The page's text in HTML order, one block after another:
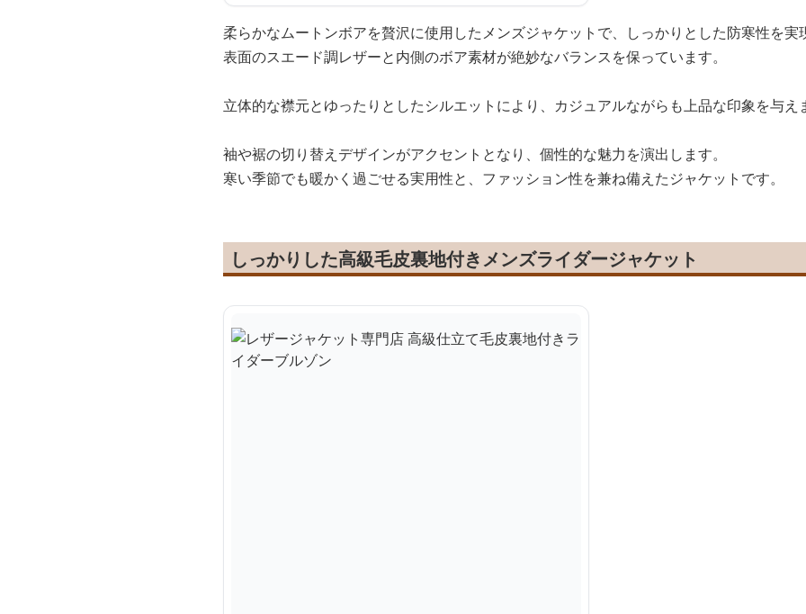
柔らかなムートンボアを贅沢に使用したメンズジャケットで、しっかりとした防寒性を実
表面のスエード調レザーと内側のボア素材が絶妙なバランスを保っています。
立体的な襟元とゆったりとしたシルエットにより、カジュアルながらも上品な印象を与え
袖や裾の切り替えデザインがアクセントとなり、個性的な魅力を演出します。
寒い季節でも暖かく過ごせる実用性と、ファッション性を兼ね備えたジャケットです。
しっかりした高級毛皮裏地付きメンズライダージャケット